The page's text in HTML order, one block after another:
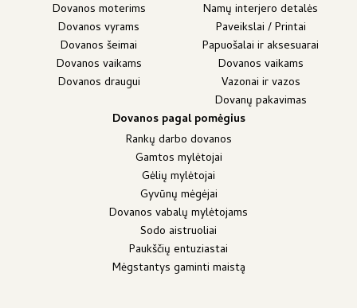
Dovanos moterims
Dovanos vyrams
Dovanos šeimai
Dovanos vaikams
Dovanos draugui
Namų interjero detalės
Paveikslai / Printai
Papuošalai ir aksesuarai
Dovanos vaikams
Vazonai ir vazos
Dovanų pakavimas
Dovanos pagal pomėgius
Rankų darbo dovanos
Gamtos mylėtojai
Gėlių mylėtojai
Gyvūnų mėgėjai
Dovanos vabalų mylėtojams
Sodo aistruoliai
Paukščių entuziastai
Mėgstantys gaminti maistą